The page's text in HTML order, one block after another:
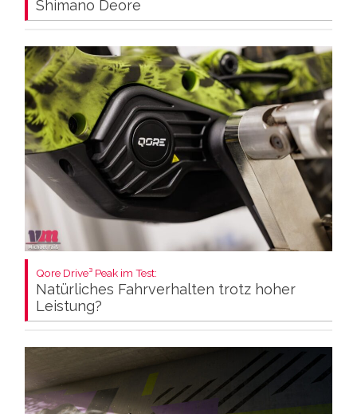
Shimano Deore
Qore Drive³ Peak im Test:
Natürliches Fahrverhalten trotz hoher
Leistung?